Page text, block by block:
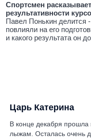
Спортсмен
результативности
Павел Понькин делится
повлияли на его
и какого результата он
Царь Катерина
В конце декабря прошла
лыжам. Осталась очень